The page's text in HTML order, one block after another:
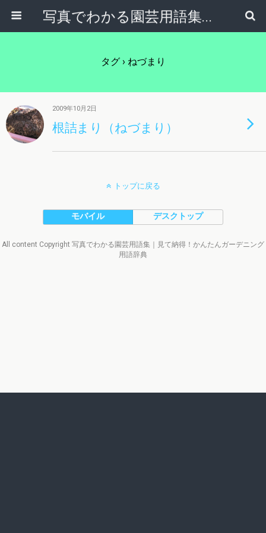
写真でわかる園芸用語集｜見て納得！かんたんガーデニング用語辞典
タグ › ねづまり
2009年10月2日
根詰まり（ねづまり）
トップに戻る
モバイル デスクトップ
All content Copyright 写真でわかる園芸用語集｜見て納得！かんたんガーデニング
用語辞典